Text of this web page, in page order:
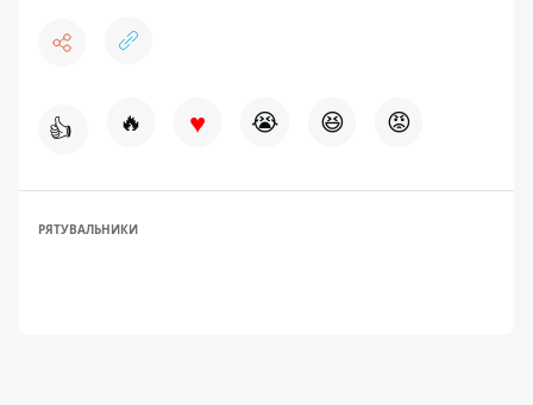
👍 🔥 ♥ 😭 😆 😡
РЯТУВАЛЬНИКИ